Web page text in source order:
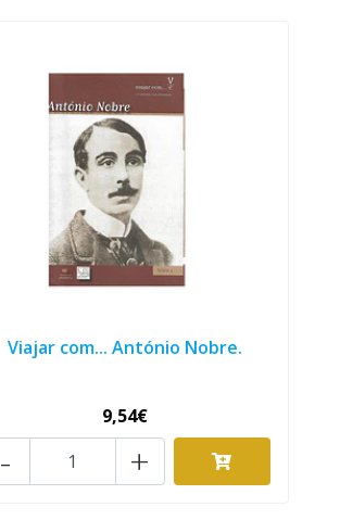
Viajar com... António Nobre.
9,54€
+
-